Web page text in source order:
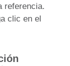
referencia.
clic en el